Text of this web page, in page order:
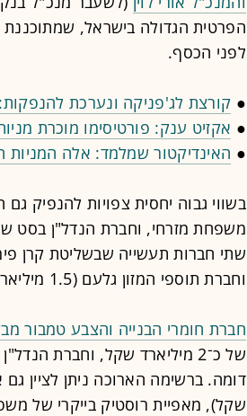
לפני הכסף.
● קורצת לג'פניקה ונערכת
● אקזיט ענק: פורטיסימו מוכרת מניות סוגת ב-
● האינדיקטור שמלמד: אלה המניות
בשווי גבוה יחסית צפויות להנפיק
וחברת תוספי המזון גלעם (1.5 מיליארד שקל).
חברת חומרי הבנייה והצבע טמבור
של כ־2 מיליארד שקל, וחברת
שקל), מאפיית רוסטיק בייקרי של